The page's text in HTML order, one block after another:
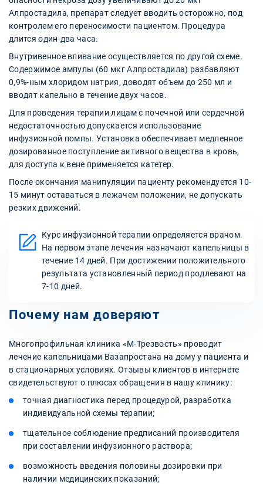
Алпростадила, препарат следует вводить осторожно, под
контролем его переносимости пациентом. Процедура
длится один-два часа.
Внутривенное вливание осуществляется по другой схеме.
Содержимое ампулы (60 мкг Алпростадила) разбавляют
0,9%-ным хлоридом натрия, доводят объем до 250 мл и
вводят капельно в течение двух часов.
Для проведения терапии лицам с почечной или сердечной
недостаточностью допускается использование
инфузионной помпы. Установка обеспечивает медленное
дозированное поступление активного вещества в кровь,
для доступа к вене применяется катетер.
После окончания манипуляции пациенту рекомендуется 10-
15 минут оставаться в лежачем положении, не допускать
резких движений.
Курс инфузионной терапии определяется врачом.
На первом этапе лечения назначают капельницы в
течение 14 дней. При достижении положительного
результата установленный период продлевают на
7-10 дней.
Почему нам доверяют
Многопрофильная клиника «М-Трезвость» проводит
лечение капельницами Вазапростана на дому у пациента и
в стационарных условиях. Отзывы клиентов в интернете
свидетельствуют о плюсах обращения в нашу клинику:
точная диагностика перед процедурой, разработка
индивидуальной схемы терапии;
тщательное соблюдение предписаний производителя
при составлении инфузионного раствора;
возможность введения половины дозировки при
наличии медицинских показаний;